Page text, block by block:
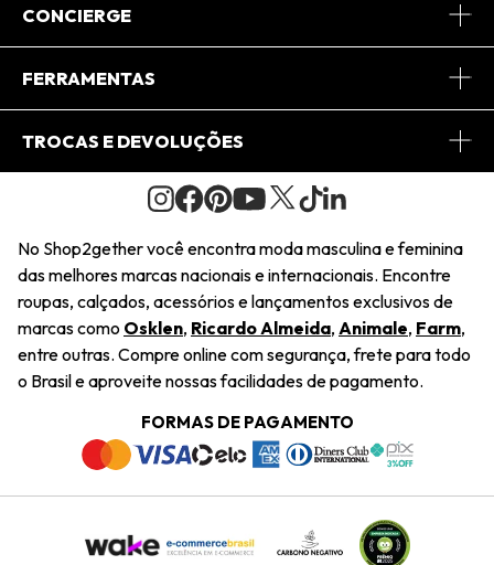
Sobre Nós
Journal
Saiu na Mídia
Sustentabilidade
Navegando
Termos e Condições
Trabalhe Conosco
CONCIERGE
Central de Relacionamento
Regulamento e Promoções
FERRAMENTAS
Minha Conta
Pedido de Presente
Wishlist
TROCAS E DEVOLUÇÕES
Condições Gerais
Troca Fácil
Restituição de Pagamento
Dúvidas Frequentes
Termos e Condições
Política de Privacidade
No Shop2gether você encontra moda masculina e feminina
das melhores marcas nacionais e internacionais. Encontre
roupas, calçados, acessórios e lançamentos exclusivos de
marcas como Osklen, Ricardo Almeida, Animale, Farm,
entre outras. Compre online com segurança, frete para todo
o Brasil e aproveite nossas facilidades de pagamento.
FORMAS DE PAGAMENTO